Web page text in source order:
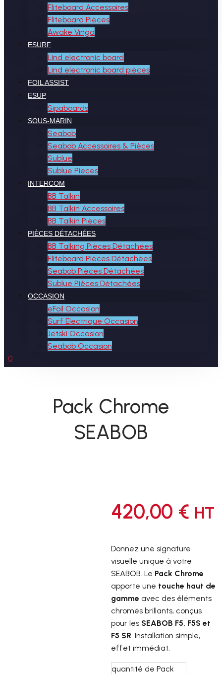
Fliteboard Accessoires
Fliteboard Pièces
Awake Vinga
ESURF
Lind electronic board
Lind electronic board pièces
FOIL ASSIST
ESUP
Sipaboards
SOUS-MARIN
Seabob
Seabob Accessoires & Pièces
Sublue
Sublue Pieces
INTERCOM
BB Talkin
BB Talkin Accessoires
BB Talkin Pièces
PIÈCES DÉTACHÉES
BB Talking Pièces Détachées
Fliteboard Pièces Détachées
Seabob Pièces Détachées
Sublue Pièces Détachées
OCCASION
eFoil Occasion
Surf Electrique Occasion
Jetski Occasion
Seabob Occasion
0
Pack Chrome
SEABOB
420,00 € HT
Donnez une signature
visuelle unique à votre
SEABOB. Le Pack Chrome
apporte une touche haut de
gamme avec des éléments
chromés brillants, conçus
pour les SEABOB F5, F5S et
F5 SR. Installation simple,
effet immédiat.
quantité de Pack